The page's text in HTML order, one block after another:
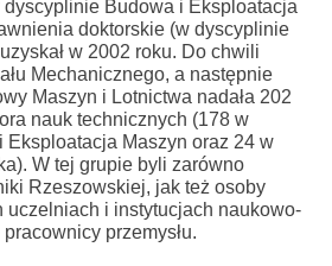
Budowa i Eksploatacja
doktorskie (w dyscyplinie
w 2002 roku. Do chwili
Mechanicznego, a następnie
Maszyn i Lotnictwa nadała 202
nauk technicznych (178 w
Maszyn oraz 24 w
W tej grupie byli zarówno
Rzeszowskiej, jak też osoby
uczelniach i instytucjach naukowo-
przemysłu.